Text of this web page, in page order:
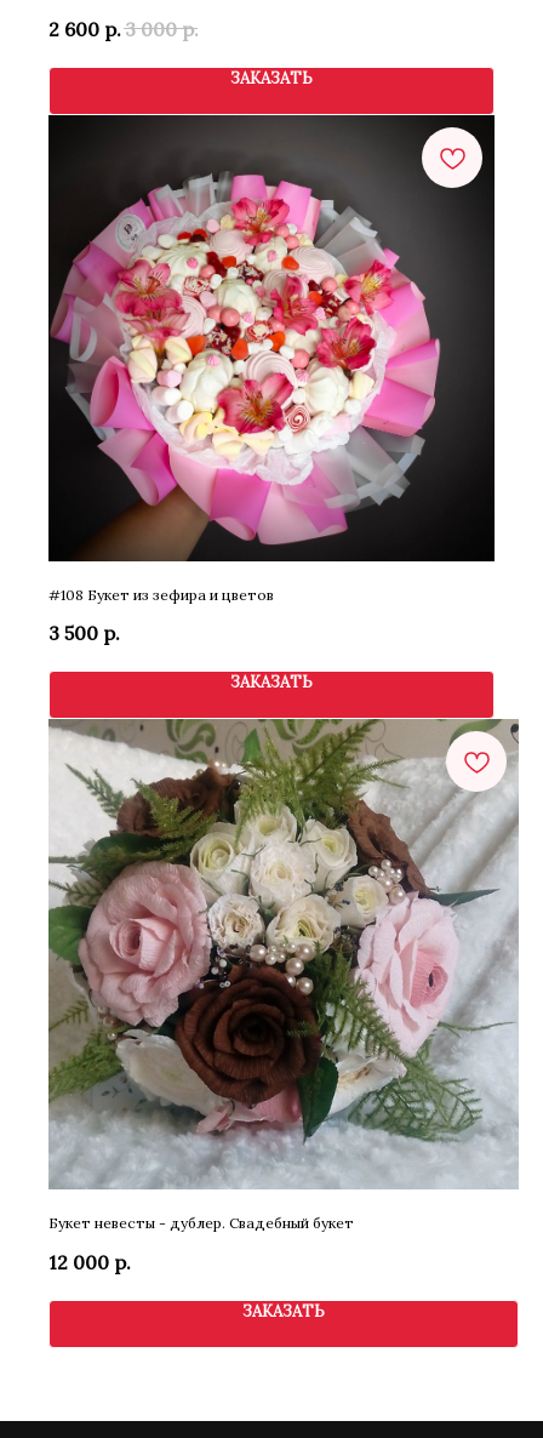
2 600 р.3 000 р.
ЗАКАЗАТЬ
#108 Букет из зефира и цветов
3 500 р.
ЗАКАЗАТЬ
Букет невесты - дублер. Свадебный букет
12 000 р.
ЗАКАЗАТЬ